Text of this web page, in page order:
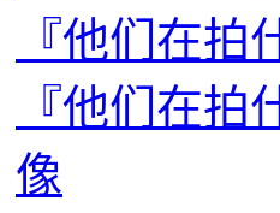
『他们在
『他们在拍
像